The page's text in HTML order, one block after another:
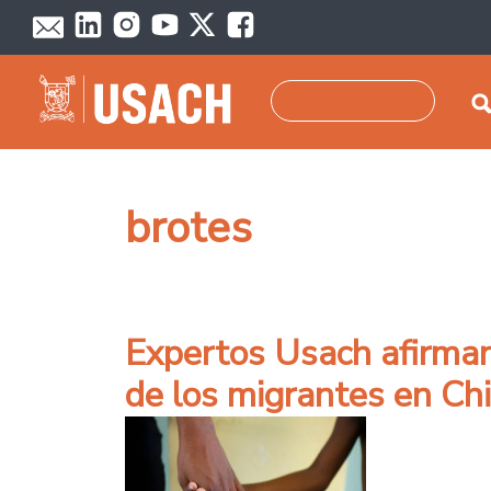
Pasar al contenido principal
brotes
Expertos Usach
de los migrantes en